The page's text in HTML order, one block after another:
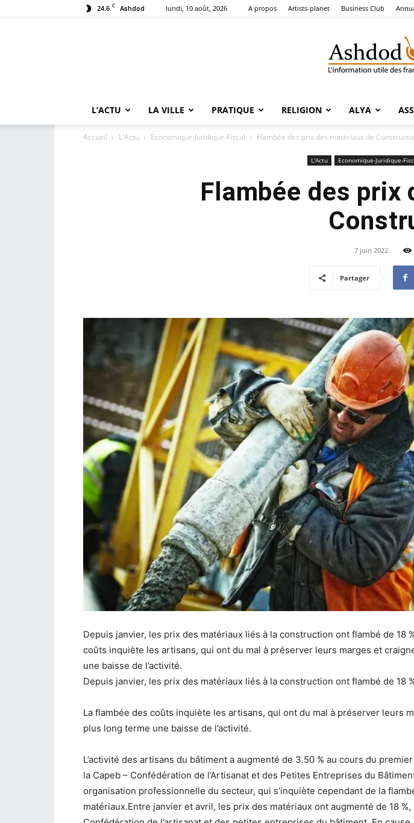
24.6 C Ashdod lundi, 10 août, 2026 A propos Artists-planet Business Club
L’ACTU LA VILLE PRATIQUE RELIGION ALYA
Accueil L'Actu Economique-Juridique-Fiscal Flambée des prix des matériaux de
L'Actu Economique-Juridique-
Flambée des prix
7 juin 2022
Partager
Depuis janvier, les prix des matériaux liés à la construction ont flambé de 18
coûts inquiète les artisans, qui ont du mal à préserver leurs marges et
une baisse de l’activité.
Depuis janvier, les prix des matériaux liés à la construction ont flambé de 18
La flambée des coûts inquiète les artisans, qui ont du mal à préserver leurs
plus long terme une baisse de l’activité.
L’activité des artisans du bâtiment a augmenté de 3.50 % au cours du
la Capeb – Confédération de l’Artisanat et des Petites Entreprises du
organisation professionnelle du secteur, qui s’inquiète cependant de la
matériaux.Entre janvier et avril, les prix des matériaux ont augmenté de 18